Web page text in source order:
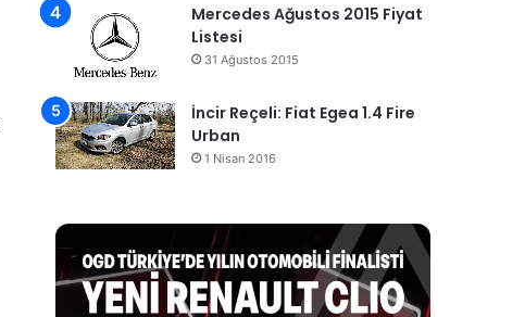
Mercedes Ağustos 2015 Fiyat
Listesi
31 Ağustos 2015
İncir Reçeli: Fiat Egea 1.4 Fire
Urban
1 Nisan 2016